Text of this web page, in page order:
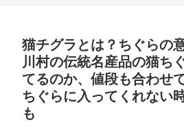
猫チグラとは？ちぐらの
川村の伝統名産品の猫ち
てるのか、値段も合わせ
ちぐらに入ってくれない
も